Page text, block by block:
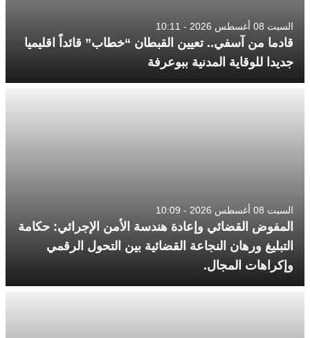
السبت 08 أغسطس 2026 - 10:11
قادما من آسفي.. تعيين القبطان “خطاب” قائداً اقليميا
جديدا للوقاية المدنية ببوعرفة
السبت 08 أغسطس 2026 - 10:09
المفوض القضائي وإعادة هندسة الأمن الإجرائي: حكامة
التبليغ ورهان النجاعة القضائية بين التحول الرقمي
وإكراهات المجال.